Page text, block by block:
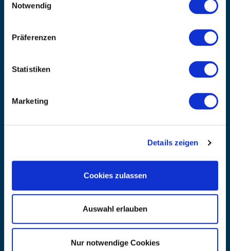
Notwendig
Präferenzen
Statistiken
Marketing
Details zeigen
Cookies zulassen
Auswahl erlauben
Nur notwendige Cookies
AGB nebst Kundeninformationen
INFORMATIONEN
Versandkosten & Lieferinformationen
Widerrufsbelehrung
Erhalten Sie die neuesten Informationen zu Veranstaltungen,
GO!